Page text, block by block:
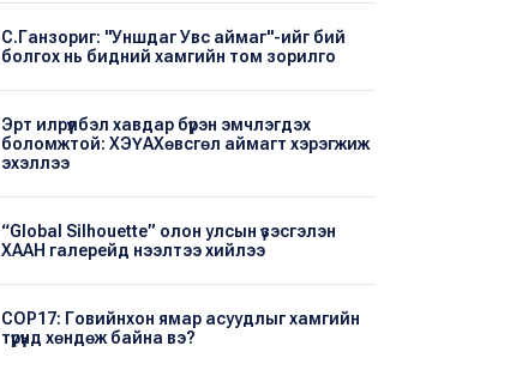
С.Ганзориг: "Уншдаг Увс аймаг"-ийг бий
болгох нь бидний хамгийн том зорилго
Эрт илрүүлбэл хавдар бүрэн эмчлэгдэх
боломжтой: ХЭҮА​Хөвсгөл аймагт хэрэгжиж
эхэллээ
“Global Silhouette” олон улсын үзэсгэлэн
ХААН галерейд нээлтээ хийлээ
COP17: Говийнхон ямар асуудлыг хамгийн
түрүүнд хөндөж байна вэ?